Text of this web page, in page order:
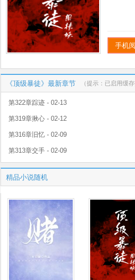
手机
《顶级暴徒》最新章节 （提示：已启用缓
第322章踪迹 - 02-13
第319章揪心 - 02-12
第316章旧忆 - 02-09
第313章交手 - 02-09
精品小说随机